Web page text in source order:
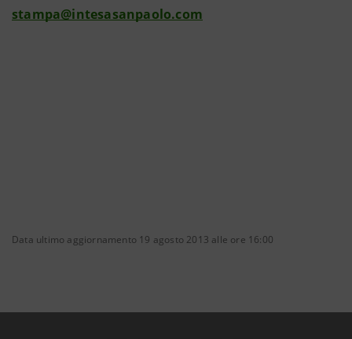
stampa@intesasanpaolo.com
Data ultimo aggiornamento 19 agosto 2013 alle ore 16:00